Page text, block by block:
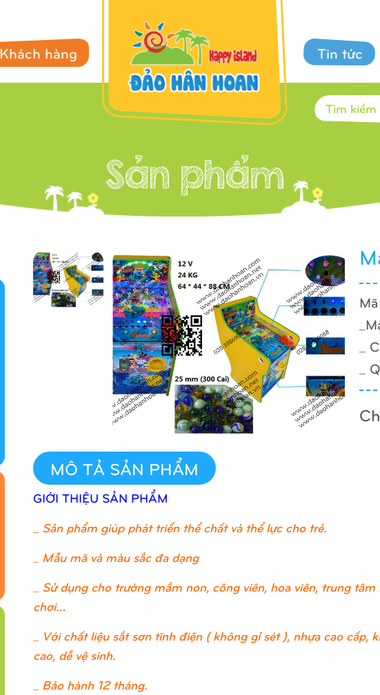
Khách hàng Tin tức
_
_
MÔ TẢ SẢN PHẨM
GIỚI THIỆU SẢN PHẨM
Sản phẩm giúp phát triển thể chất và thể lực cho trẻ.
_ Mẫu mã và màu sắc đa dạng
_ Sử dụng cho trường mầm non, công viên, hoa viên, trung
chơi…
_ Với chất liệu sắt sơn tĩnh điện ( không gỉ sét ), nhựa cao
cao, dễ vệ sinh.
_ Bảo hành 12 tháng.